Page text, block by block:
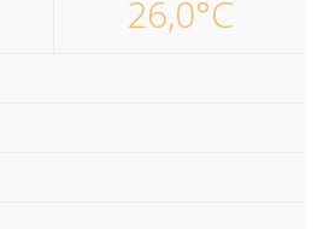
26,0°C